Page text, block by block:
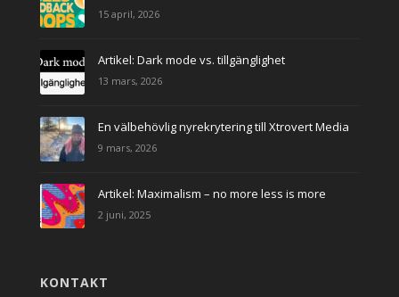
15 april, 2026
Artikel: Dark mode vs. tillgänglighet
13 mars, 2026
En välbehövlig nyrekrytering till Xtrovert Media
9 mars, 2026
Artikel: Maximalism – no more less is more
2 juni, 2025
KONTAKT